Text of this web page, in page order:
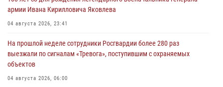
армии Ивана Кирилловича Яковлева
04 августа 2026, 23:41
На прошлой неделе сотрудники Росгвардии более 280 раз
выезжали по сигналам «Тревога», поступившим с охраняемых
объектов
04 августа 2026, 06:00